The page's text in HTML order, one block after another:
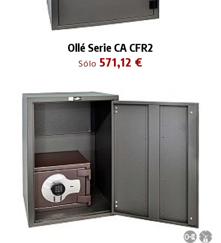
Ollé Serie CA CFR2
Sólo 571,12 €